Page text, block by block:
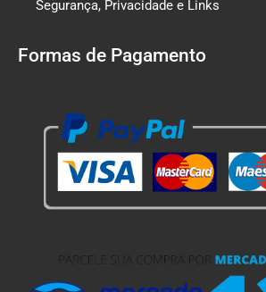
Segurança, Privacidade e Links
Formas de Pagamento